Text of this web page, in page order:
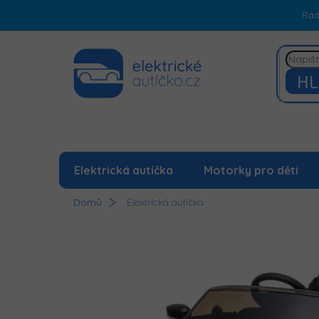
obsah
Elektrická autíčka Motorky pro děti
Domů Elektrická autíčka